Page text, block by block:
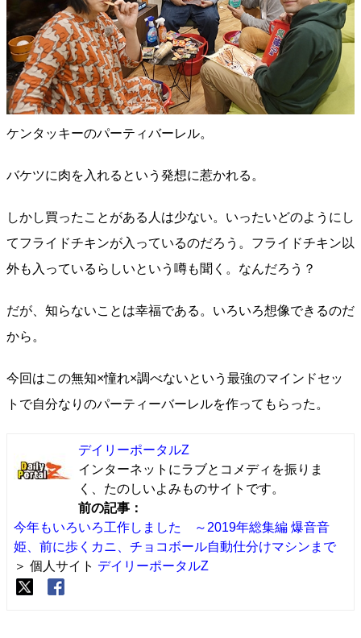
ケンタッキーのパーティバーレル。
バケツに肉を入れるという発想に惹かれる。
しかし買ったことがある人は少ない。いったいどのようにし
てフライドチキンが入っているのだろう。フライドチキン以
外も入っているらしいという噂も聞く。なんだろう？
だが、知らないことは幸福である。いろいろ想像できるのだ
から。
今回はこの無知×憧れ×調べないという最強のマインドセッ
トで自分なりのパーティーバーレルを作ってもらった。
デイリーポータルZ
インターネットにラブとコメディを振りま
く、たのしいよみものサイトです。
前の記事：
今年もいろいろ工作しました ～2019年総集編 爆音音
姫、前に歩くカニ、チョコボール自動仕分けマシンまで
＞ 個人サイト デイリーポータルZ